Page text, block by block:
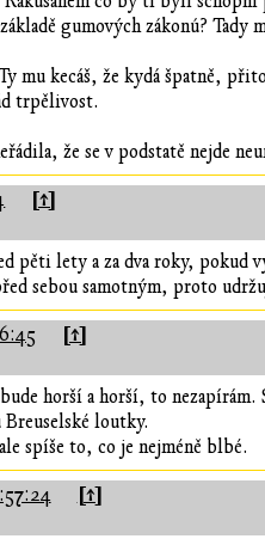
gumových zákonú? Tady
mu kecáš, že kydá špatně,
trpělivost.
že se v podstatě nejde
[↑]
pěti lety a za dva roky,
sebou samotným, proto
[↑]
horší a horší, to
Breuselské loutky.
spíše to, co je nejméně blbé.
[↑]